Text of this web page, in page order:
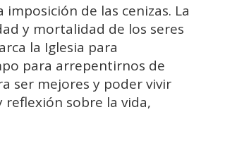
de las cenizas. La
y mortalidad de los seres
la Iglesia para
para arrepentirnos de
ser mejores y poder vivir
reflexión sobre la vida,